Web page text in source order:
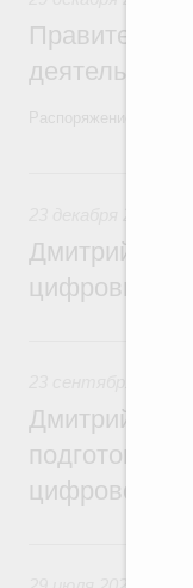
Дмитрий
Дмитрий
подготовки
цифровой